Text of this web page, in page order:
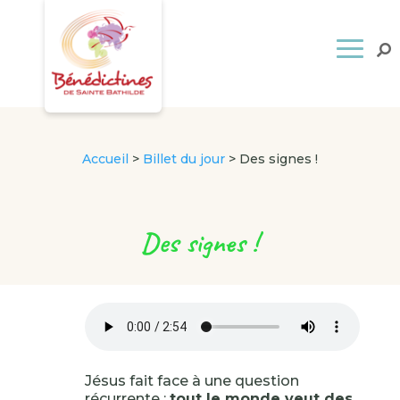
Accueil > Billet du jour> Des signes !
Des signes !
Jésus fait face à une question